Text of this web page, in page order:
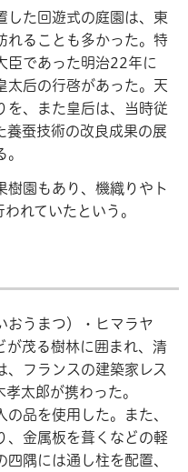
した回遊式の庭園は、東
れることも多かった。特
臣であった明治22年に
太后の行啓があった。天
を、また皇后は、当時従
養蚕技術の改良成果の展
樹園もあり、機織りやト
れていたという。
おうまつ）・ヒマラヤ
が茂る樹林に囲まれ、清
、フランスの建築家レス
太郎が携わった。
品を使用した。また、
、金属板を葺くなどの軽
隅には通し柱を配置、